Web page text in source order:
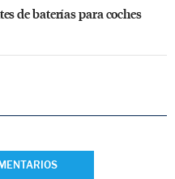
de baterías para coches